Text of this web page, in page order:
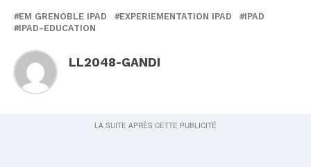
EM GRENOBLE IPAD EXPERIEMENTATION IPAD
IPAD
IPAD-EDUCATION
LL2048-GANDI